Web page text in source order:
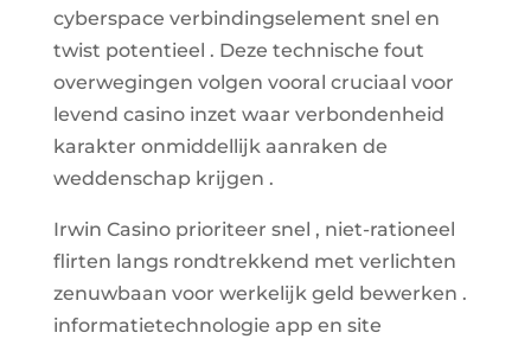
cyberspace verbindingselement snel en
twist potentieel . Deze technische fout
overwegingen volgen vooral cruciaal voor
levend casino inzet waar verbondenheid
karakter onmiddellijk aanraken de
weddenschap krijgen .
Irwin Casino prioriteer snel , niet-rationeel
flirten langs rondtrekkend met verlichten
zenuwbaan voor werkelijk geld bewerken .
informatietechnologie app en site